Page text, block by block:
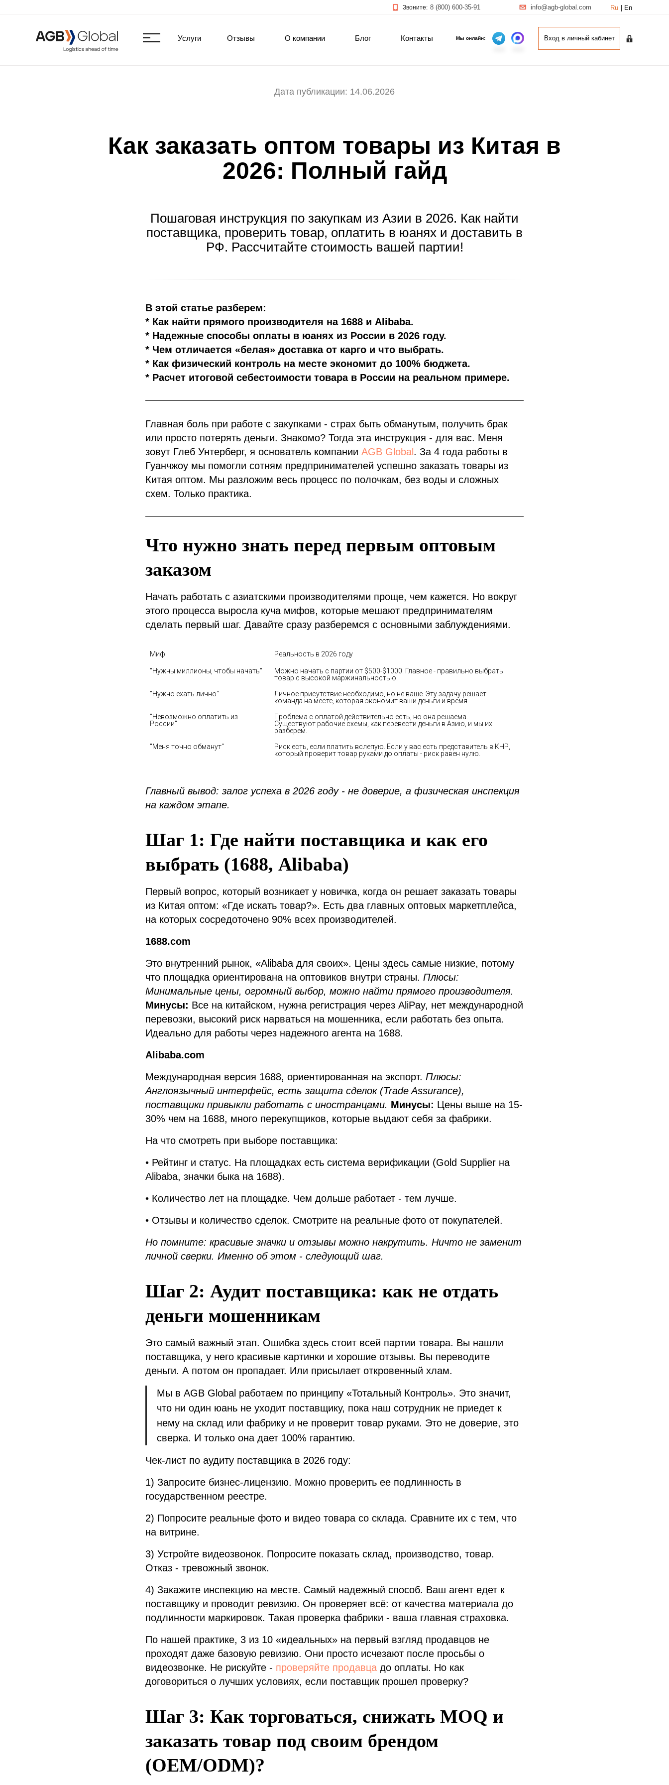
Вход в личный кабинет
Услуги Отзывы О компании Блог Контакты Мы онлайн: Вход в личный кабинет
8 (800) 600-35-91
Звоните: info@agb-global.com Ru En
Дата публикации: 14.06.2026
Как заказать оптом товары из Китая в
2026: Полный гайд
Пошаговая инструкция по закупкам из Азии в 2026. Как найти
поставщика, проверить товар, оплатить в юанях и доставить в
РФ. Рассчитайте стоимость вашей партии!
В этой статье разберем:
* Как найти прямого производителя на 1688 и Alibaba.
* Надежные способы оплаты в юанях из России в 2026 году.
* Чем отличается «белая» доставка от карго и что выбрать.
* Как физический контроль на месте экономит до 100% бюджета.
* Расчет итоговой себестоимости товара в России на реальном примере.
Главная боль при работе с закупками - страх быть обманутым, получить брак
или просто потерять деньги. Знакомо? Тогда эта инструкция - для вас. Меня
зовут Глеб Унтерберг, я основатель компании AGB Global . За 4 года работы в
Гуанчжоу мы помогли сотням предпринимателей успешно заказать товары из
Китая оптом. Мы разложим весь процесс по полочкам, без воды и сложных
схем. Только практика.
Что нужно знать перед первым оптовым
заказом
Начать работать с азиатскими производителями проще, чем кажется. Но вокруг
этого процесса выросла куча мифов, которые мешают предпринимателям
сделать первый шаг. Давайте сразу разберемся с основными заблуждениями.
Миф Реальность в 2026 году
"Нужны миллионы, чтобы начать"
Можно начать с партии от $500-$1000. Главное - правильно выбрать
товар с высокой маржинальностью.
"Нужно ехать лично"
Личное присутствие необходимо, но не ваше. Эту задачу решает
команда на месте, которая экономит ваши деньги и время.
"Невозможно оплатить из
Проблема с оплатой действительно есть, но она решаема.
Существуют рабочие схемы, как перевести деньги в Азию, и мы их
разберем.
"Меня точно обманут"
Риск есть, если платить вслепую. Если у вас есть представитель в КНР,
который проверит товар руками до оплаты - риск равен нулю.
Главный вывод: залог успеха в 2026 году - не доверие, а физическая инспекция
на каждом этапе.
Шаг 1: Где найти поставщика и как его
выбрать (1688, Alibaba)
Первый вопрос, который возникает у новичка, когда он решает заказать товары
из Китая оптом: «Где искать товар?». Есть два главных оптовых маркетплейса,
на которых сосредоточено 90% всех производителей.
1688.com
Это внутренний рынок, «Alibaba для своих». Цены здесь самые низкие, потому
что площадка ориентирована на оптовиков внутри страны. Плюсы:
Минимальные цены, огромный выбор, можно найти прямого производителя.
Минусы: Все на китайском, нужна регистрация через AliPay, нет международной
перевозки, высокий риск нарваться на мошенника, если работать без опыта.
Идеально для работы через надежного агента на 1688.
Alibaba.com
Международная версия 1688, ориентированная на экспорт. Плюсы:
Англоязычный интерфейс, есть защита сделок (Trade Assurance),
поставщики привыкли работать с иностранцами. Минусы: Цены выше на 15-
30% чем на 1688, много перекупщиков, которые выдают себя за фабрики.
На что смотреть при выборе поставщика:
• Рейтинг и статус. На площадках есть система верификации (Gold Supplier на
Alibaba, значки быка на 1688).
• Количество лет на площадке. Чем дольше работает - тем лучше.
• Отзывы и количество сделок. Смотрите на реальные фото от покупателей.
Но помните: красивые значки и отзывы можно накрутить. Ничто не заменит
личной сверки. Именно об этом - следующий шаг.
Шаг 2: Аудит поставщика: как не отдать
деньги мошенникам
Это самый важный этап. Ошибка здесь стоит всей партии товара. Вы нашли
поставщика, у него красивые картинки и хорошие отзывы. Вы переводите
деньги. А потом он пропадает. Или присылает откровенный хлам.
Мы в AGB Global работаем по принципу «Тотальный Контроль». Это значит,
что ни один юань не уходит поставщику, пока наш сотрудник не приедет к
нему на склад или фабрику и не проверит товар руками. Это не доверие, это
сверка. И только она дает 100% гарантию.
Чек-лист по аудиту поставщика в 2026 году:
1) Запросите бизнес-лицензию. Можно проверить ее подлинность в
государственном реестре.
2) Попросите реальные фото и видео товара со склада. Сравните их с тем, что
на витрине.
3) Устройте видеозвонок. Попросите показать склад, производство, товар.
Отказ - тревожный звонок.
4) Закажите инспекцию на месте. Самый надежный способ. Ваш агент едет к
поставщику и проводит ревизию. Он проверяет всё: от качества материала до
подлинности маркировок. Такая проверка фабрики - ваша главная страховка.
По нашей практике, 3 из 10 «идеальных» на первый взгляд продавцов не
проходят даже базовую ревизию. Они просто исчезают после просьбы о
видеозвонке. Не рискуйте - проверяйте продавца до оплаты. Но как
договориться о лучших условиях, если поставщик прошел проверку?
Шаг 3: Как торговаться, снижать MOQ и
заказать товар под своим брендом
(OEM/ODM)?